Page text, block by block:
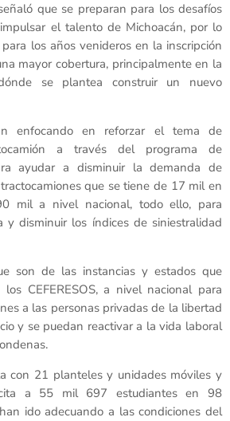
que se preparan para los desafíos
el talento de Michoacán, por lo
los años venideros en la inscripción
mayor cobertura, principalmente en la
se plantea construir un nuevo
enfocando en reforzar el tema de
a través del programa de
ayudar a disminuir la demanda de
que se tiene de 17 mil en
mil a nivel nacional, todo ello, para
y disminuir los índices de siniestralidad
son de las instancias y estados que
CEFERESOS, a nivel nacional para
a las personas privadas de la libertad
y se puedan reactivar a la vida laboral
con 21 planteles y unidades móviles y
a 55 mil 697 estudiantes en 98
ido adecuando a las condiciones del